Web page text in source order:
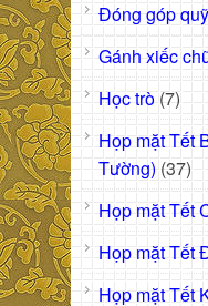
Đóng góp quỹ
Gánh xiếc
Học trò (7)
Họp mặt Tết
Tường) (37)
Họp mặt Tết
Họp mặt Tết
Họp mặt Tết